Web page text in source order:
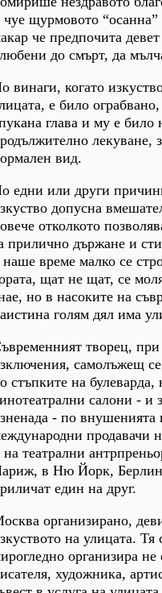
чуе щурмовото “осанна”
че предпочита
до смърт, да
винаги, когато
е било
глава и му е било
лекуване,
вид.
едни или други
допусна
отколкото
прилично държане и
наше време малко се
щат не щат, се
но в насоките на
голям дял има
творец,
самолъжещ
стъпките на булеварда,
салони - и
- по внушенията
продавачи
на театрални
в Ню Йорк,
един на друг.
организирано,
на улицата. Тя
организира не
художника,